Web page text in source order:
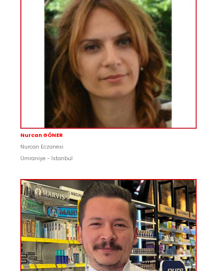
Nurcan GÖNER
Nurcan Eczanesi
Ümraniye - İstanbul